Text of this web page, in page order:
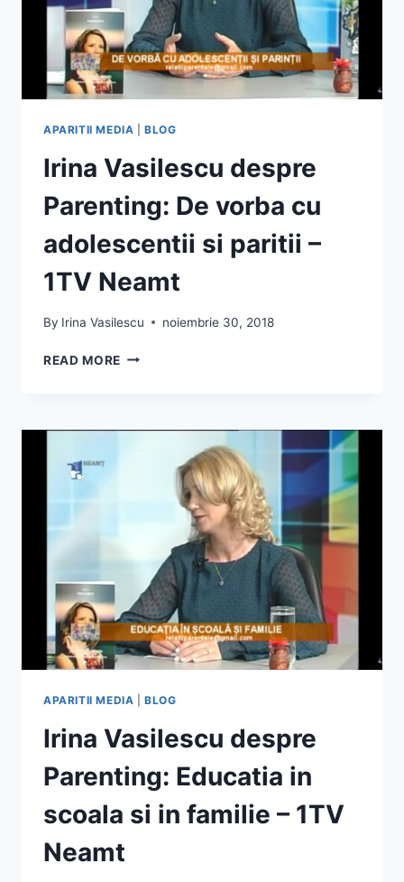
APARITII MEDIA |BLOG
Irina Vasilescu despre
Parenting: De vorba cu
adolescentii si paritii –
1TV Neamt
By Irina Vasilescu noiembrie 30, 2018
READ MORE IRINA
DE
ADOLESCENTII
1TV
NEAMT
APARITII MEDIA |BLOG
Irina Vasilescu despre
Parenting: Educatia in
scoala si in familie – 1TV
Neamt